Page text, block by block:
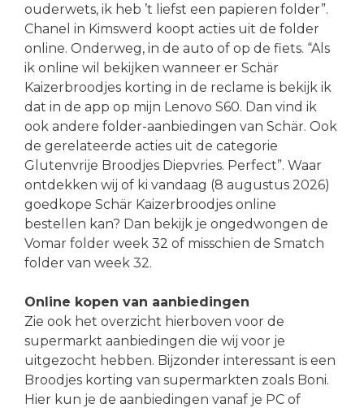
ouderwets, ik heb ’t liefst een papieren folder”.
Chanel in Kimswerd koopt acties uit de folder
online. Onderweg, in de auto of op de fiets. “Als
ik online wil bekijken wanneer er Schär
Kaizerbroodjes korting in de reclame is bekijk ik
dat in de app op mijn Lenovo S60. Dan vind ik
ook andere folder-aanbiedingen van Schär. Ook
de gerelateerde acties uit de categorie
Glutenvrije Broodjes Diepvries. Perfect”. Waar
ontdekken wij of ki vandaag (8 augustus 2026)
goedkope Schär Kaizerbroodjes online
bestellen kan? Dan bekijk je ongedwongen de
Vomar folder week 32 of misschien de Smatch
folder van week 32.
Online kopen van aanbiedingen
Zie ook het overzicht hierboven voor de
supermarkt aanbiedingen die wij voor je
uitgezocht hebben. Bijzonder interessant is een
Broodjes korting van supermarkten zoals Boni.
Hier kun je de aanbiedingen vanaf je PC of